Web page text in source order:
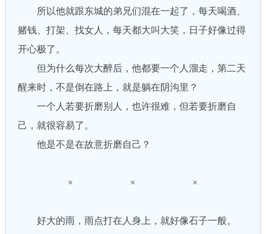
所以他就跟东城的弟兄们混在一起了，每天喝酒、
赌钱、打架、找女人，每天都大叫大笑，日子好像过得
开心极了。
但为什么每次大醉后，他都要一个人溜走，第二天
醒来时，不是倒在路上，就是躺在阴沟里？
一个人若要折磨别人，也许很难，但若要折磨自
己，就很容易了。
他是不是在故意折磨自己？
× × ×
好大的雨，雨点打在人身上，就好像石子一般。